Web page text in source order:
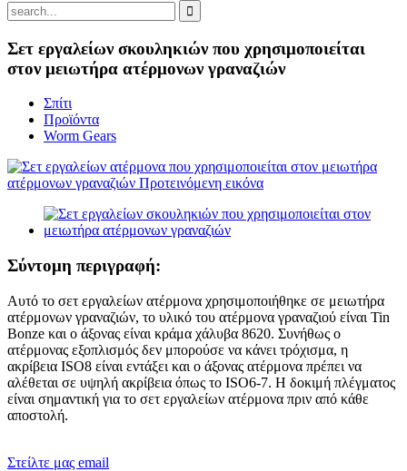
Σετ εργαλείων σκουληκιών που χρησιμοποιείται
στον μειωτήρα ατέρμονων γραναζιών
Σπίτι
Προϊόντα
Worm Gears
Σύντομη περιγραφή:
Αυτό το σετ εργαλείων ατέρμονα χρησιμοποιήθηκε σε μειωτήρα
ατέρμονων γραναζιών, το υλικό του ατέρμονα γραναζιού είναι Tin
Bonze και ο άξονας είναι κράμα χάλυβα 8620. Συνήθως ο
ατέρμονας εξοπλισμός δεν μπορούσε να κάνει τρόχισμα, η
ακρίβεια ISO8 είναι εντάξει και ο άξονας ατέρμονα πρέπει να
αλέθεται σε υψηλή ακρίβεια όπως το ISO6-7. Η δοκιμή πλέγματος
είναι σημαντική για το σετ εργαλείων ατέρμονα πριν από κάθε
αποστολή.
Στείλτε μας email